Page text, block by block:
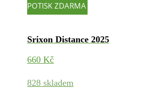
POTISK ZDARMA
Srixon Distance 2025
660 Kč
828 skladem